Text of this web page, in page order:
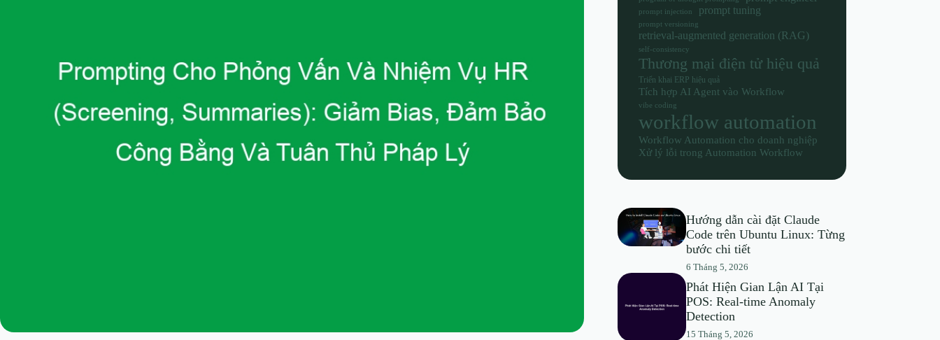
prompt injection prompt tuning
prompt versioning
retrieval-augmented generation (RAG)
self-consistency
Thương mại điện tử hiệu quả
Triển khai ERP hiệu quả
Tích hợp AI Agent vào Workflow
vibe coding
workflow automation
Workflow Automation cho doanh nghiệp
Xử lý lỗi trong Automation Workflow
Hướng dẫn cài đặt Claude
Code trên Ubuntu Linux: Từng
bước chi tiết
6 Tháng 5, 2026
Phát Hiện Gian Lận AI Tại
POS: Real-time Anomaly
Detection
15 Tháng 5, 2026